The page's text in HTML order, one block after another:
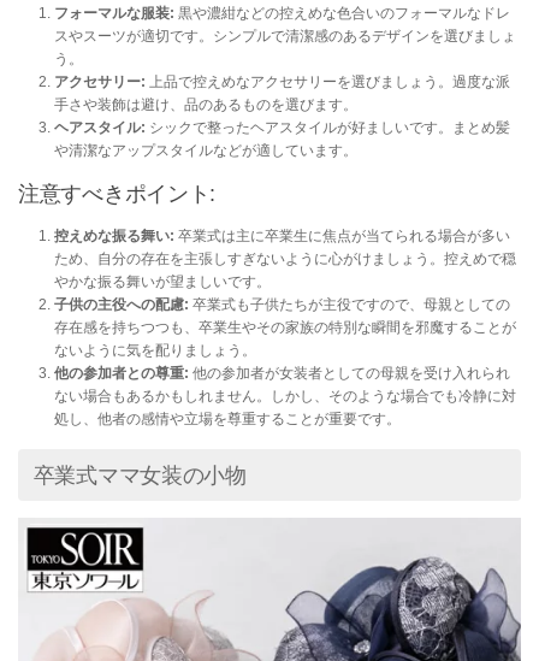
フォーマルな服装: 黒や濃紺などの控えめな色合いのフォーマルなドレ
スやスーツが適切です。シンプルで清潔感のあるデザインを選びましょ
う。
アクセサリー: 上品で控えめなアクセサリーを選びましょう。過度な派
手さや装飾は避け、品のあるものを選びます。
ヘアスタイル: シックで整ったヘアスタイルが好ましいです。まとめ髪
や清潔なアップスタイルなどが適しています。
注意すべきポイント:
控えめな振る舞い: 卒業式は主に卒業生に焦点が当てられる場合が多い
ため、自分の存在を主張しすぎないように心がけましょう。控えめで穏
やかな振る舞いが望ましいです。
子供の主役への配慮: 卒業式も子供たちが主役ですので、母親としての
存在感を持ちつつも、卒業生やその家族の特別な瞬間を邪魔することが
ないように気を配りましょう。
他の参加者との尊重: 他の参加者が女装者としての母親を受け入れられ
ない場合もあるかもしれません。しかし、そのような場合でも冷静に対
処し、他者の感情や立場を尊重することが重要です。
卒業式ママ女装の小物